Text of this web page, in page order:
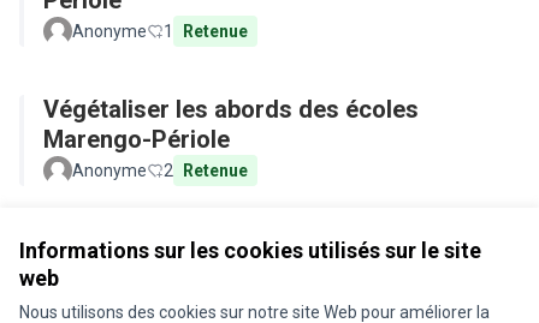
Informations sur les cookies utilisés sur le site
web
Nous utilisons des cookies sur notre site Web pour améliorer la
Anonyme 1 Retenue
Végétaliser les abords des écoles
Marengo-Périole
Anonyme 2 Retenue
Conditions d'utilisation